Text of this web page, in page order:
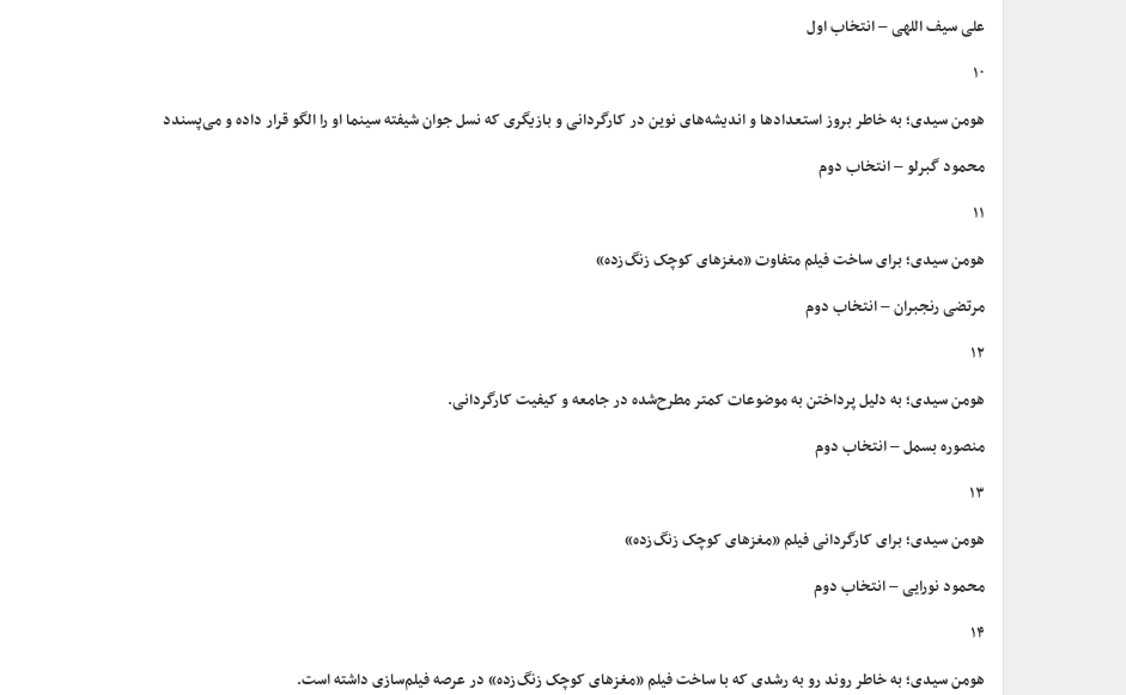
علی سیف اللهی – انتخاب اول
۱۰
هومن سیدی؛ به خاطر بروز استعدادها و اندیشه‌های نوین در کارگردانی و بازیگری که نسل جوان شیفته سینما او را الگو قرار داده و می‌پسندد
محمود گبرلو – انتخاب دوم
۱۱
هومن سیدی؛ برای ساخت فیلم متفاوت «مغزهای کوچک زنگ‌زده»
مرتضی رنجبران – انتخاب دوم
۱۲
هومن سیدی؛ به دلیل پرداختن به موضوعات کمتر مطرح‌شده در جامعه و کیفیت کارگردانی.
منصوره بسمل – انتخاب دوم
۱۳
هومن سیدی؛ برای کارگردانی فیلم «مغزهای کوچک زنگ‌زده»
محمود نورایی – انتخاب دوم
۱۴
هومن سیدی؛ به خاطر روند رو به رشدی که با ساخت فیلم «مغزهای کوچک زنگ‌زده» در عرصه فیلم‌سازی داشته است.